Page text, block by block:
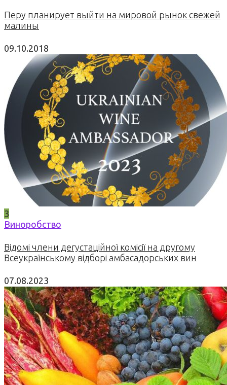
Перу планирует выйти на мировой рынок свежей
малины
09.10.2018
3
Виноробство
Відомі члени дегустаційної комісії на другому
Всеукраїнському відборі амбасадорських вин
07.08.2023